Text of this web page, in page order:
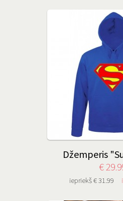
Džemperis
€
iepriekš € 31.99